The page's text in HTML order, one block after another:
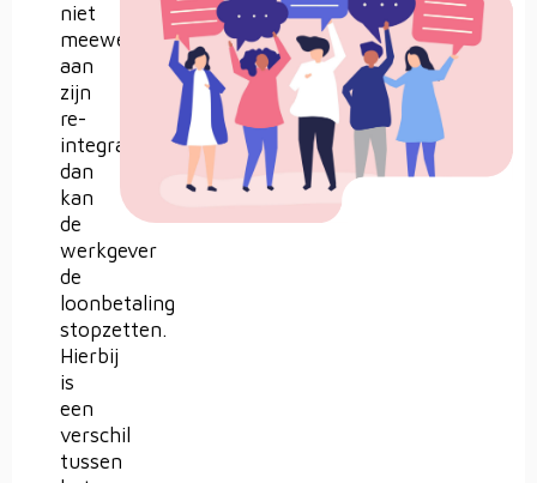
niet
meewerkt
aan
zijn
re-
integratie,
dan
kan
de
werkgever
de
loonbetaling
stopzetten.
Hierbij
is
een
verschil
tussen